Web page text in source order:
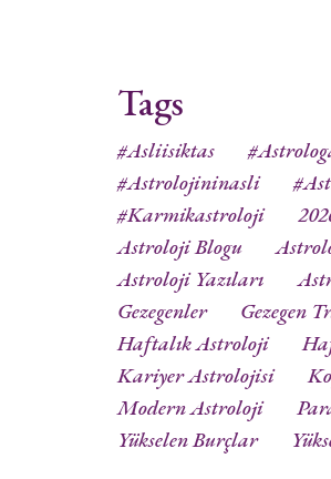
Tags
#asliisiktas
#astrolojininasli
#karmikastroloji
Astroloji Blogu
Astroloji Yazıları
Gezegenler
Gezegen
Haftalık Astroloji
Kariyer Astrolojisi
Modern Astroloji
Yükselen Burçlar